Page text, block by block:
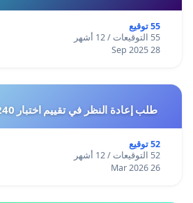
55 توقيع
55 التوقيعات / 12 أشهر
28 Sep 2025
طلب إعادة النظر في تقييم اختبار MAT240 ومنح Bonus
52 توقيع
52 التوقيعات / 12 أشهر
26 Mar 2026